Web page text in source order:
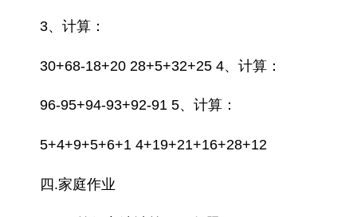
3、计算：
30+68-18+20 28+5+32+25 4、计算：
96-95+94-93+92-91 5、计算：
5+4+9+5+6+1 4+19+21+16+28+12
四.家庭作业